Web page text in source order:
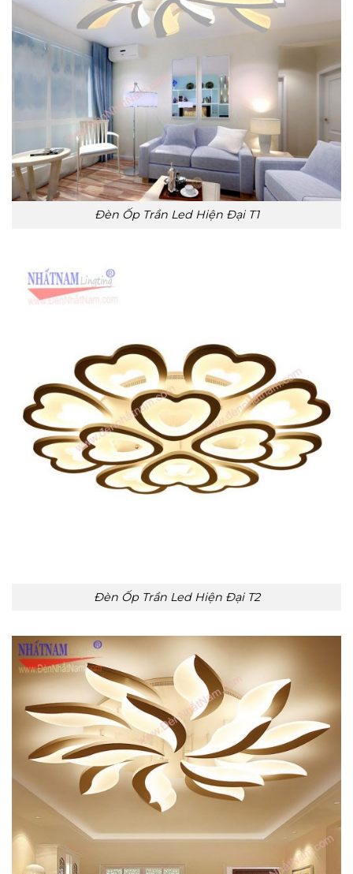
Đèn Ốp Trần Led Hiện Đại T1
Đèn Ốp Trần Led Hiện Đại T2